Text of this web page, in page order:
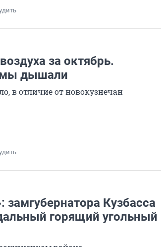
за октябрь.
мы дышали
в отличие от новокузнечан
замгубернатора Кузбасса
горящий угольный